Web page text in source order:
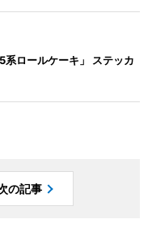
系ロールケーキ」 ステッカ
の記事